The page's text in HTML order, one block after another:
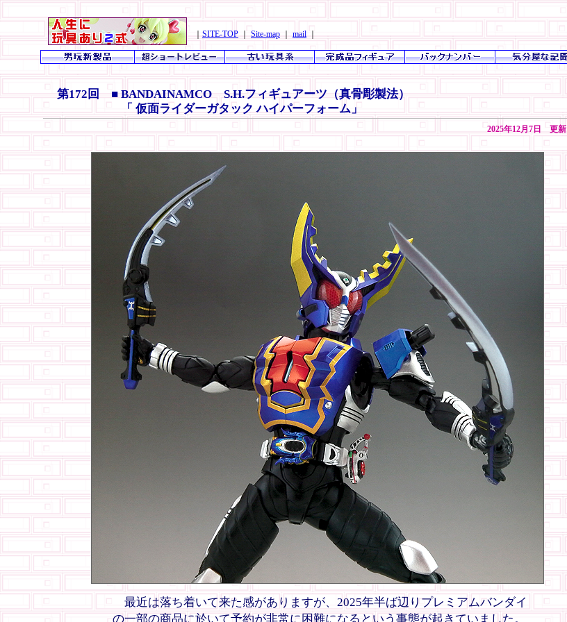
SITE-TOP Site-map mail｜
第172回 ■ BANDAINAMCO S.H.フィギュアーツ（真骨彫製法）
「 仮面ライダーガタック ハイパーフォーム」
2025年12月7日 更新
最近は落ち着いて来た感がありますが、2025年半ば辺りプレミアムバンダイ
の一部の商品に於いて予約が非常に困難になるという事態が起きていました。